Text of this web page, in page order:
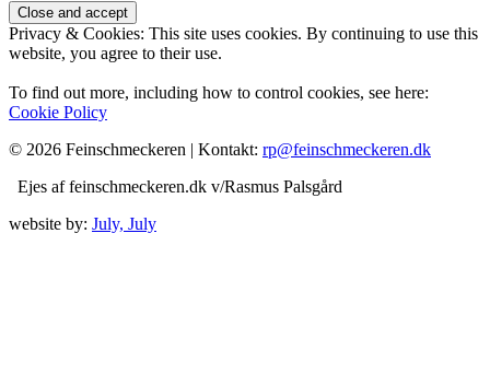
Privacy & Cookies: This site uses cookies. By continuing to use this
website, you agree to their use.
To find out more, including how to control cookies, see here:
Cookie Policy
© 2026 Feinschmeckeren | Kontakt: rp@feinschmeckeren.dk
Ejes af feinschmeckeren.dk v/Rasmus Palsgård
website by: July, July